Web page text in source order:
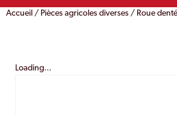
Accueil / Pièces agricoles diverses / Roue
Loading...